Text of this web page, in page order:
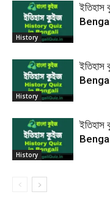
History
History
History